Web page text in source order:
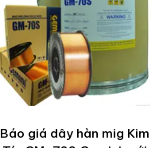
Báo giá dây hàn mig Kim